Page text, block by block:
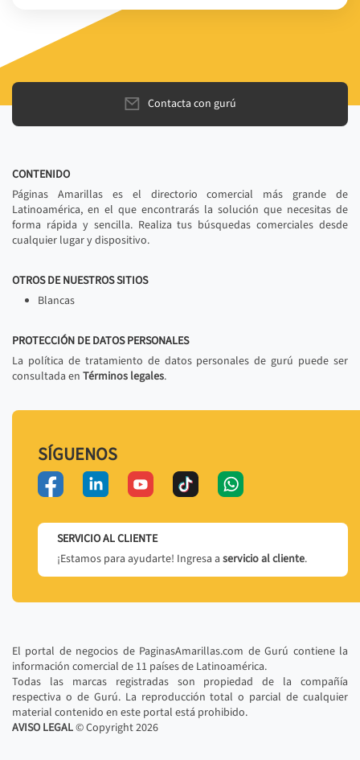
Contacta con gurú
CONTENIDO
Páginas Amarillas es el directorio comercial más grande de
Latinoamérica, en el que encontrarás la solución que necesitas de
forma rápida y sencilla. Realiza tus búsquedas comerciales desde
cualquier lugar y dispositivo.
OTROS DE NUESTROS SITIOS
Blancas
PROTECCIÓN DE DATOS PERSONALES
La política de tratamiento de datos personales de gurú puede ser
consultada en Términos legales.
SÍGUENOS
SERVICIO AL CLIENTE
¡Estamos para ayudarte! Ingresa a servicio al cliente.
El portal de negocios de PaginasAmarillas.com de Gurú contiene la
información comercial de 11 países de Latinoamérica.
Todas las marcas registradas son propiedad de la compañía
respectiva o de Gurú. La reproducción total o parcial de cualquier
material contenido en este portal está prohibido.
AVISO LEGAL© Copyright2026